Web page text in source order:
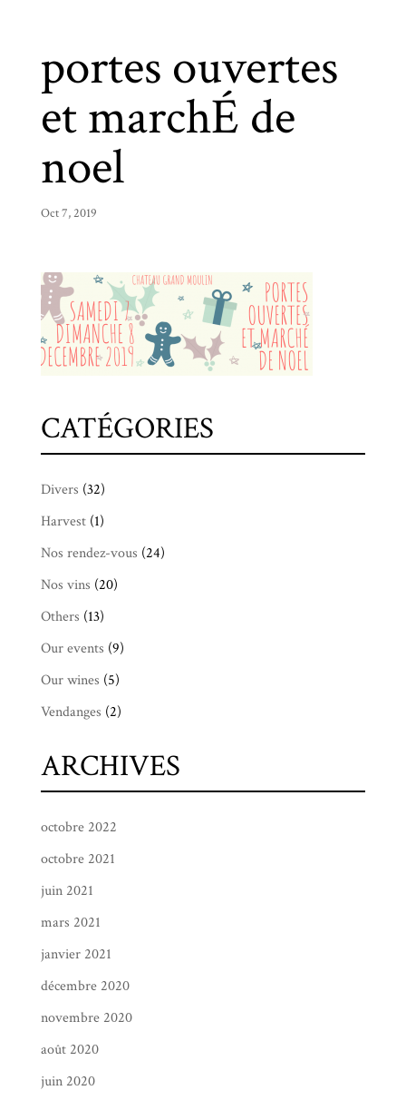
portes ouvertes
et marchÉ de
noel
Oct 7, 2019
CATÉGORIES
Divers (32)
Harvest(1)
Nos rendez-vous (24)
Nos vins (20)
Others (13)
Our events (9)
Our wines (5)
Vendanges (2)
ARCHIVES
octobre 2022
octobre 2021
juin 2021
mars 2021
janvier 2021
décembre 2020
novembre 2020
août 2020
juin 2020